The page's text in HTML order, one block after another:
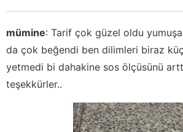
mümine: Tarif çok güzel oldu
da çok beğendi ben dilimleri biraz
yetmedi bi dahakine sos ölçüsünü
teşekkürler..